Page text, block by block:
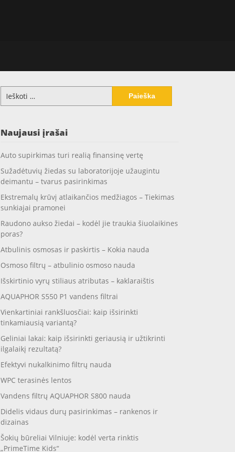
Ieškoti:
Naujausi įrašai
Auto supirkimas turi realią finansinę vertę
Sužadėtuvių žiedas su laboratorijoje užaugintu
deimantu – tvarus pasirinkimas
Ekstremalų krūvį atlaikančios medžiagos – Tiekimas
sunkiajai pramonei
Raudono aukso žiedai – kodėl jie traukia šiuolaikines
poras?
Atbulinis osmosas ir paskirtis – Kokia nauda
Osmoso filtrų – atbulinio osmoso nauda
Išskirtinio vyrų stiliaus atributas – kaklaraištis
AQUAPHOR S550 P1 vandens filtrai
Vienkartiniai rankšluosčiai: kaip išsirinkti
tinkamiausią variantą?
Geliniai lakai: kaip išsirinkti geriausią ir užtikrinti
ilgalaikį rezultatą?
Efektyvi nukalkinimo filtrų nauda
WPC terasinės lentos
Vandens filtrų AQUAPHOR S800 nauda
Didelis vidaus durų pasirinkimas – rankenos ir
dizainas
Šokių būreliai Vilniuje: kodėl verta rinktis
„PrimeTime Kids“